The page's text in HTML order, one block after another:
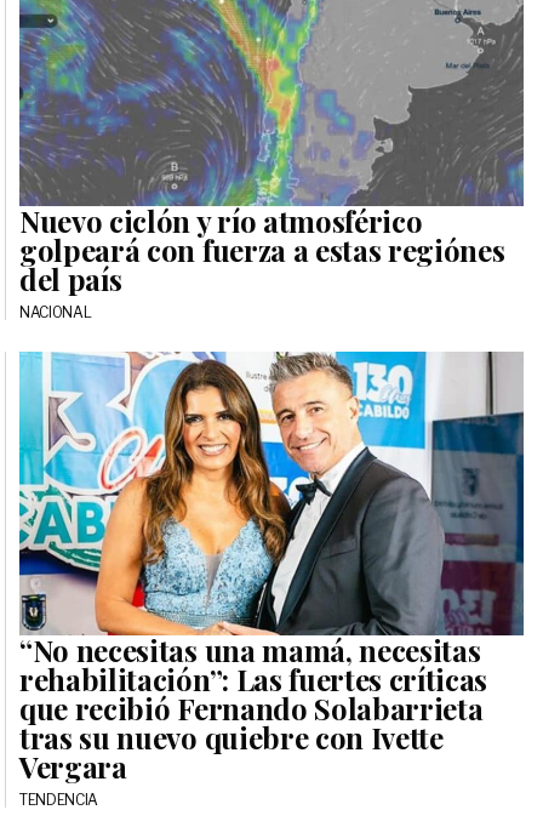
Nuevo ciclón y río atmosférico
golpeará con fuerza a estas regiónes
del país
NACIONAL
“No necesitas una mamá, necesitas
rehabilitación”: Las fuertes críticas
que recibió Fernando Solabarrieta
tras su nuevo quiebre con Ivette
Vergara
TENDENCIA